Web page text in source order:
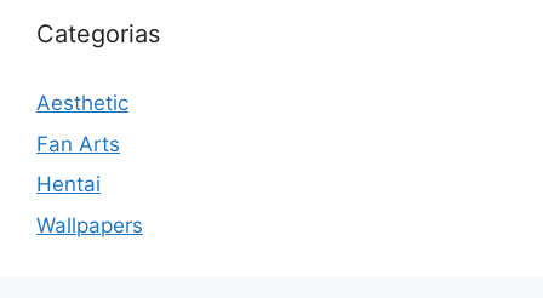
Categorias
Aesthetic
Fan Arts
Hentai
Wallpapers